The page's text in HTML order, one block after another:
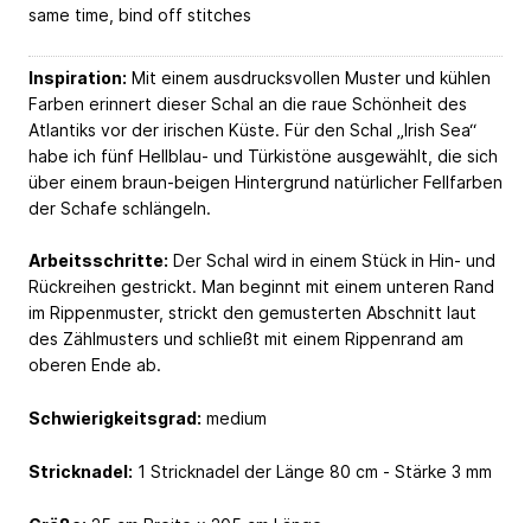
same time, bind off stitches
Inspiration: Mit einem ausdrucksvollen Muster und kühlen
Farben erinnert dieser Schal an die raue Schönheit des
Atlantiks vor der irischen Küste. Für den Schal „Irish Sea“
habe ich fünf Hellblau- und Türkistöne ausgewählt, die sich
über einem braun-beigen Hintergrund natürlicher Fellfarben
der Schafe schlängeln.
Arbeitsschritte: Der Schal wird in einem Stück in Hin- und
Rückreihen gestrickt. Man beginnt mit einem unteren Rand
im Rippenmuster, strickt den gemusterten Abschnitt laut
des Zählmusters und schließt mit einem Rippenrand am
oberen Ende ab.
Schwierigkeitsgrad: medium
Stricknadel: 1 Stricknadel der Länge 80 cm - Stärke 3 mm